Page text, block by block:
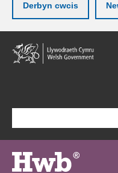
Derbyn cwcis
Neidio
i'r
prif